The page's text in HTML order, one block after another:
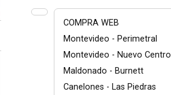
COMPRA WEB
Montevideo - Perimetral
Montevideo - Nuevo Centro
Maldonado - Burnett
Canelones - Las Piedras